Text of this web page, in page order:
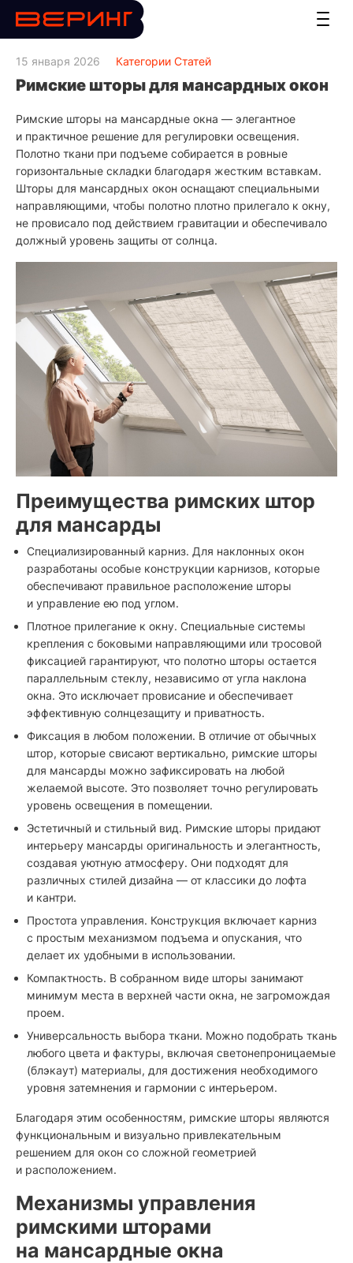
15 января 2026 Категории Статей
Римские шторы для мансардных окон
Римские шторы на мансардные окна — элегантное
и практичное решение для регулировки освещения.
Полотно ткани при подъеме собирается в ровные
горизонтальные складки благодаря жестким вставкам.
Шторы для мансардных окон оснащают специальными
направляющими, чтобы полотно плотно прилегало к окну,
не провисало под действием гравитации и обеспечивало
должный уровень защиты от солнца.
Преимущества римских штор
для мансарды
Специализированный карниз. Для наклонных окон
разработаны особые конструкции карнизов, которые
обеспечивают правильное расположение шторы
и управление ею под углом.
Плотное прилегание к окну. Специальные системы
крепления с боковыми направляющими или тросовой
фиксацией гарантируют, что полотно шторы остается
параллельным стеклу, независимо от угла наклона
окна. Это исключает провисание и обеспечивает
эффективную солнцезащиту и приватность.
Фиксация в любом положении. В отличие от обычных
штор, которые свисают вертикально, римские шторы
для мансарды можно зафиксировать на любой
желаемой высоте. Это позволяет точно регулировать
уровень освещения в помещении.
Эстетичный и стильный вид. Римские шторы придают
интерьеру мансарды оригинальность и элегантность,
создавая уютную атмосферу. Они подходят для
различных стилей дизайна — от классики до лофта
и кантри.
Простота управления. Конструкция включает карниз
с простым механизмом подъема и опускания, что
делает их удобными в использовании.
Компактность. В собранном виде шторы занимают
минимум места в верхней части окна, не загромождая
проем.
Универсальность выбора ткани. Можно подобрать ткань
любого цвета и фактуры, включая светонепроницаемые
(блэкаут) материалы, для достижения необходимого
уровня затемнения и гармонии с интерьером.
Благодаря этим особенностям, римские шторы являются
функциональным и визуально привлекательным
решением для окон со сложной геометрией
и расположением.
Механизмы управления
римскими шторами
на мансардные окна